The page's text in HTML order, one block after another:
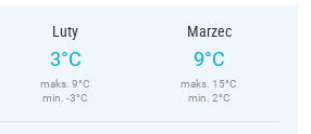
Luty
3°C
maks. 9°C
min. -3°C
Marzec
9°C
maks. 15°C
min. 2°C